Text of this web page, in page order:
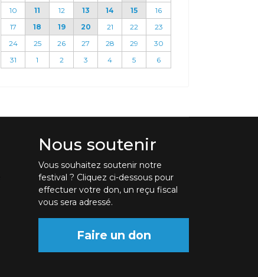
10
11 12 13 14 15
16
17
18 19 20 21 22
23
24
25 26 27 28 29
30
31
1 2 3 4 5 6
Nous soutenir
Vous souhaitez soutenir notre
festival ? Cliquez ci-dessous pour
effectuer votre don, un reçu fiscal
vous sera adressé.
Faire un don